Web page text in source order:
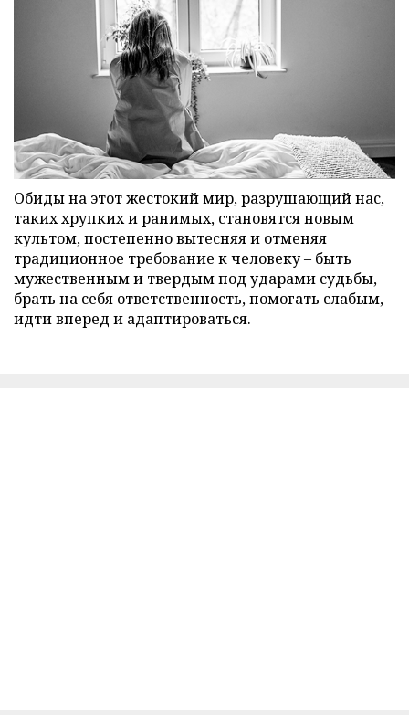
Обиды на этот жестокий мир, разрушающий нас,
таких хрупких и ранимых, становятся новым
культом, постепенно вытесняя и отменяя
традиционное требование к человеку – быть
мужественным и твердым под ударами судьбы,
брать на себя ответственность, помогать слабым,
идти вперед и адаптироваться.